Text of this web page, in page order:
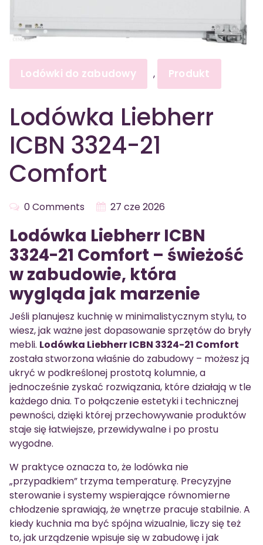
Lodówki do zabudowy , Produkt
Lodówka Liebherr
ICBN 3324-21
Comfort
0 Comments 27 cze 2026
Lodówka Liebherr ICBN
3324-21 Comfort – świeżość
w zabudowie, która
wygląda jak marzenie
Jeśli planujesz kuchnię w minimalistycznym stylu, to
wiesz, jak ważne jest dopasowanie sprzętów do bryły
mebli. Lodówka Liebherr ICBN 3324-21 Comfort
została stworzona właśnie do zabudowy – możesz ją
ukryć w podkreślonej prostotą kolumnie, a
jednocześnie zyskać rozwiązania, które działają w tle
każdego dnia. To połączenie estetyki i technicznej
pewności, dzięki której przechowywanie produktów
staje się łatwiejsze, przewidywalne i po prostu
wygodne.
W praktyce oznacza to, że lodówka nie
„przypadkiem” trzyma temperaturę. Precyzyjne
sterowanie i systemy wspierające równomierne
chłodzenie sprawiają, że wnętrze pracuje stabilnie. A
kiedy kuchnia ma być spójna wizualnie, liczy się też
to, jak urządzenie wpisuje się w zabudowę i jak